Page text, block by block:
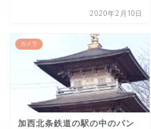
2020年2月10日
カメラ
加西北条鉄道の駅の中のパン